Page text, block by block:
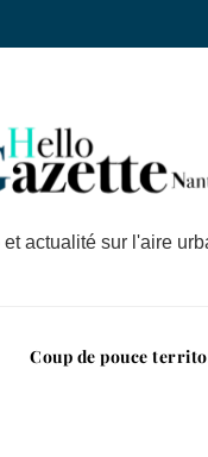
actualité sur l'aire
Coup de pouce